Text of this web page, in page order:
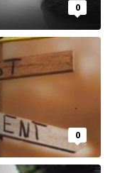
0
0